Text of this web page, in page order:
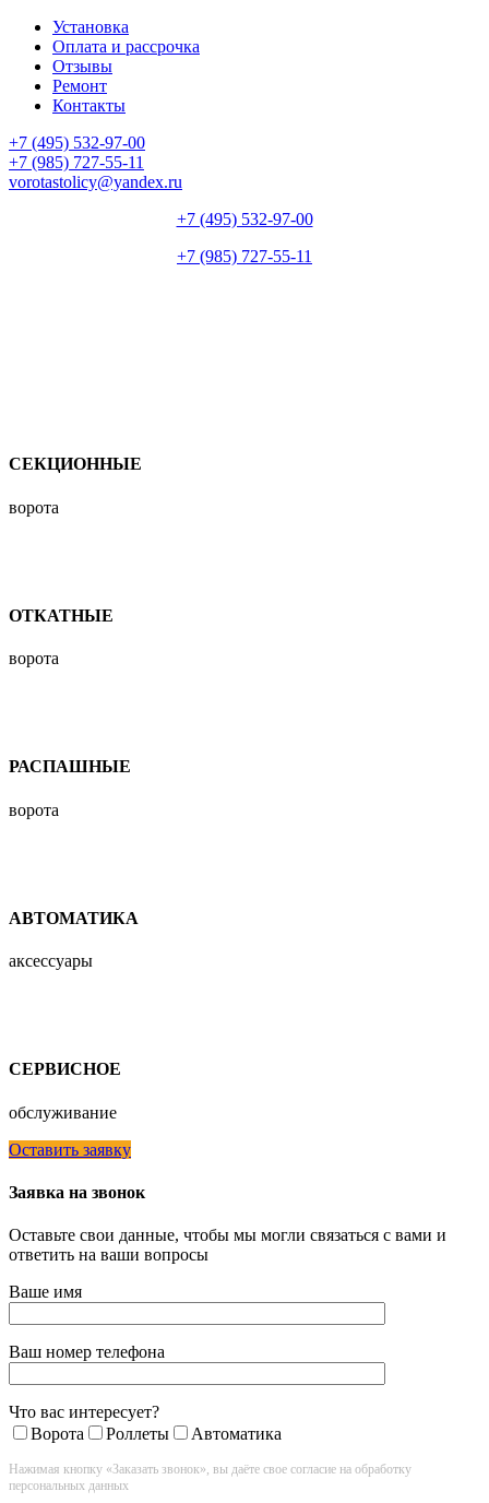
Установка
Оплата и рассрочка
Отзывы
Ремонт
Контакты
+7 (495) 532-97-00
+7 (985) 727-55-11
vorotastolicy@yandex.ru
+7 (495) 532-97-00
+7 (985) 727-55-11
СЕКЦИОННЫЕ
ворота
ОТКАТНЫЕ
ворота
РАСПАШНЫЕ
ворота
АВТОМАТИКА
аксессуары
СЕРВИСНОЕ
обслуживание
Оставить заявку
Заявка на звонок
Оставьте свои данные, чтобы мы могли связаться с вами и
ответить на ваши вопросы
Ваше имя
Ваш номер телефона
Что вас интересует?
Ворота
Роллеты Автоматика
Нажимая кнопку «Заказать звонок», вы даёте свое согласие на обработку
персональных данных